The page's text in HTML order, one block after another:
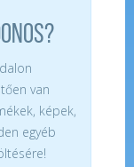
van
képek,
egyéb